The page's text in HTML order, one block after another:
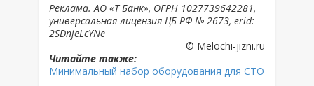
Реклама. АО «Т Банк», ОГРН 1027739642281,
универсальная лицензия ЦБ РФ № 2673, erid:
2SDnjeLcYNe
© Melochi-jizni.ru
Читайте также:
Минимальный набор оборудования для СТО